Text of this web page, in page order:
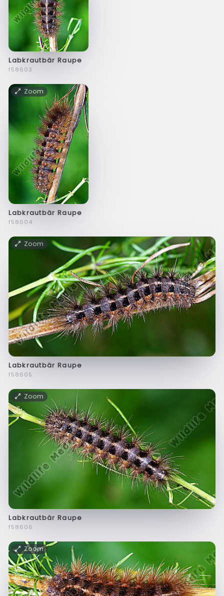
Labkrautbär Raupe
f58603
Zoom
Labkrautbär Raupe
f58604
Zoom
Labkrautbär Raupe
f58605
Zoom
Labkrautbär Raupe
f58606
Zoom